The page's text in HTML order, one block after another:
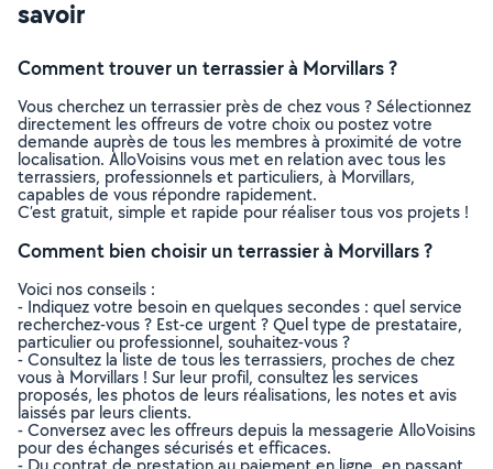
savoir
Comment trouver un terrassier à Morvillars ?
Vous cherchez un terrassier près de chez vous ? Sélectionnez
directement les offreurs de votre choix ou postez votre
demande auprès de tous les membres à proximité de votre
localisation. AlloVoisins vous met en relation avec tous les
terrassiers, professionnels et particuliers, à Morvillars,
capables de vous répondre rapidement.
C’est gratuit, simple et rapide pour réaliser tous vos projets !
Comment bien choisir un terrassier à Morvillars ?
Voici nos conseils :
- Indiquez votre besoin en quelques secondes : quel service
recherchez-vous ? Est-ce urgent ? Quel type de prestataire,
particulier ou professionnel, souhaitez-vous ?
- Consultez la liste de tous les terrassiers, proches de chez
vous à Morvillars ! Sur leur profil, consultez les services
proposés, les photos de leurs réalisations, les notes et avis
laissés par leurs clients.
- Conversez avec les offreurs depuis la messagerie AlloVoisins
pour des échanges sécurisés et efficaces.